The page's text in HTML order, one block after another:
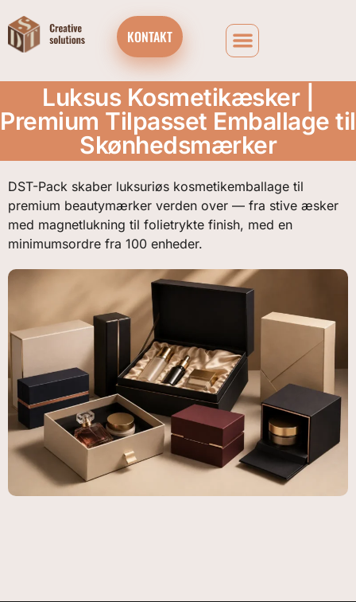
KONTAKT
Luksus Kosmetikæsker |
Premium Tilpasset Emballage til
Skønhedsmærker
DST-Pack skaber luksuriøs kosmetikemballage til
premium beautymærker verden over — fra stive æsker
med magnetlukning til folietrykte finish, med en
minimumsordre fra 100 enheder.